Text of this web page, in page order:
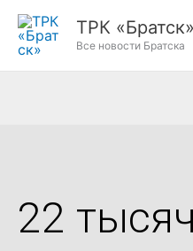
Перейти
ТРК «Братск»
Все новости Братска
22